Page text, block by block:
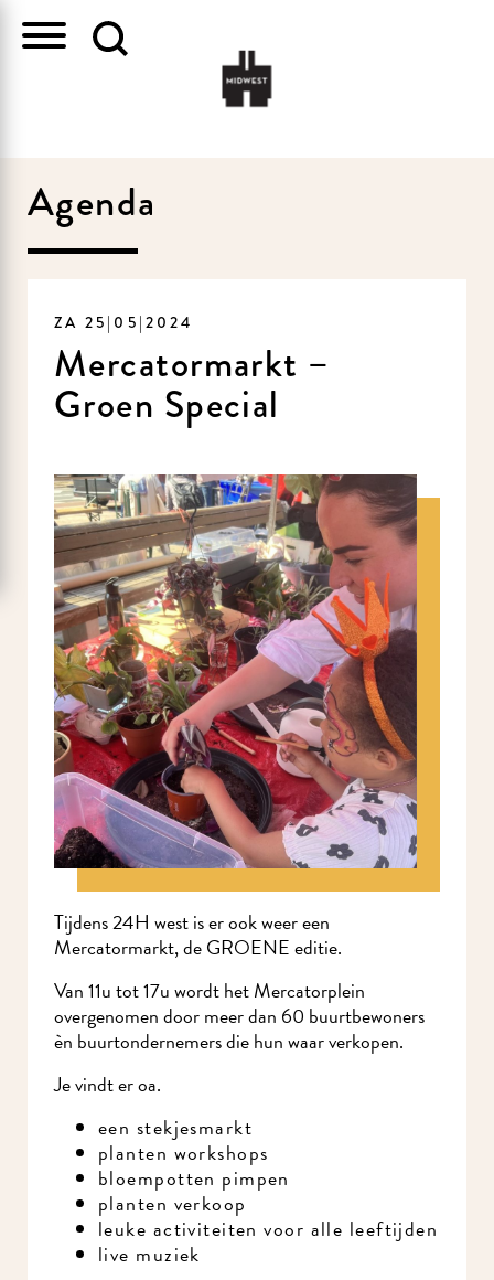
Agenda
ZA 25|05|2024
Mercatormarkt –
Groen Special
Tijdens 24H west is er ook weer een
Mercatormarkt, de GROENE editie.
Van 11u tot 17u wordt het Mercatorplein
overgenomen door meer dan 60 buurtbewoners
èn buurtondernemers die hun waar verkopen.
Je vindt er oa.
een stekjesmarkt
planten workshops
bloempotten pimpen
planten verkoop
leuke activiteiten voor alle leeftijden
live muziek